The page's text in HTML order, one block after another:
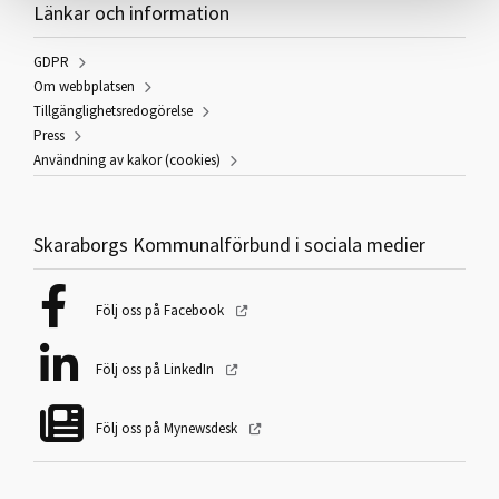
Länkar och information
GDPR
Om webbplatsen
Tillgänglighetsredogörelse
Press
Användning av kakor (cookies)
Skaraborgs Kommunalförbund i sociala medier
Följ oss på Facebook
Följ oss på LinkedIn
Följ oss på Mynewsdesk